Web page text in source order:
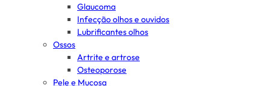
Glaucoma
Infecção olhos e ouvidos
Lubrificantes olhos
Ossos
Artrite e artrose
Osteoporose
Pele e Mucosa